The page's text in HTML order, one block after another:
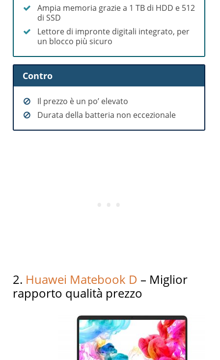
Ampia memoria grazie a 1 TB di HDD e 512
di SSD
Lettore di impronte digitali integrato, per
un blocco più sicuro
Contro
Il prezzo è un po’ elevato
Durata della batteria non eccezionale
2. Huawei Matebook D – Miglior
rapporto qualità prezzo